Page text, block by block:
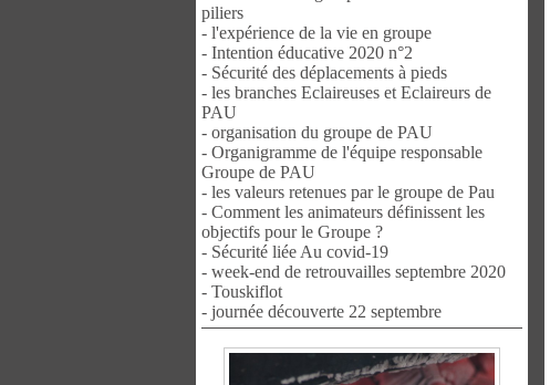
piliers
- l'expérience de la vie en groupe
- Intention éducative 2020 n°2
- Sécurité des déplacements à pieds
- les branches Eclaireuses et Eclaireurs de
PAU
- organisation du groupe de PAU
- Organigramme de l'équipe responsable
Groupe de PAU
- les valeurs retenues par le groupe de Pau
- Comment les animateurs définissent les
objectifs pour le Groupe ?
- Sécurité liée Au covid-19
- week-end de retrouvailles septembre 2020
- Touskiflot
- journée découverte 22 septembre